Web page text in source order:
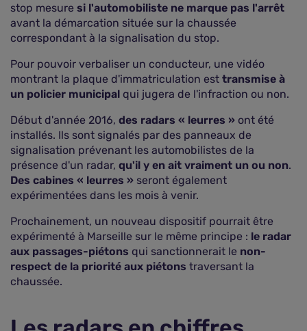
stop mesure si l'automobiliste ne marque pas l'arrêt
avant la démarcation située sur la chaussée
correspondant à la signalisation du stop.
Pour pouvoir verbaliser un conducteur, une vidéo
montrant la plaque d'immatriculation est transmise à
un policier municipal qui jugera de l'infraction ou non.
Début d'année 2016, des radars « leurres » ont été
installés. Ils sont signalés par des panneaux de
signalisation prévenant les automobilistes de la
présence d'un radar, qu'il y en ait vraiment un ou non.
Des cabines « leurres » seront également
expérimentées dans les mois à venir.
Prochainement, un nouveau dispositif pourrait être
expérimenté à Marseille sur le même principe : le radar
aux passages-piétons qui sanctionnerait le non-
respect de la priorité aux piétons traversant la
chaussée.